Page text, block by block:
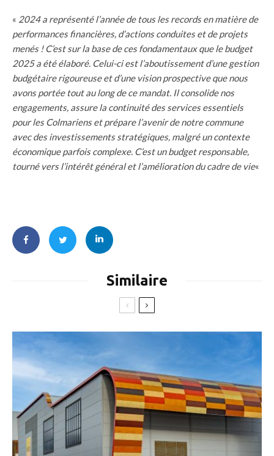
« 2024 a représenté l’année de tous les records en matière de
performances financières, d’actions conduites et de projets
menés ! C’est sur la base de ces fondamentaux que le budget
2025 a été élaboré. Celui-ci est l’aboutissement d’une gestion
budgétaire rigoureuse et d’une vision prospective que nous
avons portée tout au long de ce mandat. Il consolide nos
engagements, assure la continuité des services essentiels
pour les Colmariens et prépare l’avenir de notre commune
avec des investissements stratégiques, malgré un contexte
économique parfois complexe. C’est un budget responsable,
tourné vers l’intérêt général et l’amélioration du cadre de vie«
Similaire